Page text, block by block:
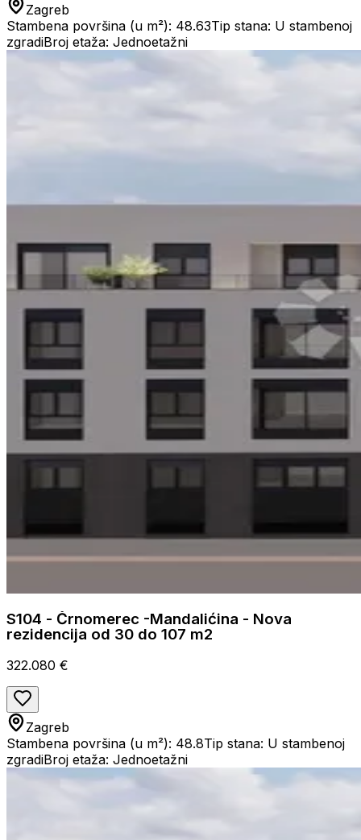
Zagreb
Stambena površina (u m²): 48.63Tip stana: U stambenoj
zgradiBroj etaža: Jednoetažni
S104 - Črnomerec -Mandalićina - Nova
rezidencija od 30 do 107 m2
322.080 €
Zagreb
Stambena površina (u m²): 48.8Tip stana: U stambenoj
zgradiBroj etaža: Jednoetažni